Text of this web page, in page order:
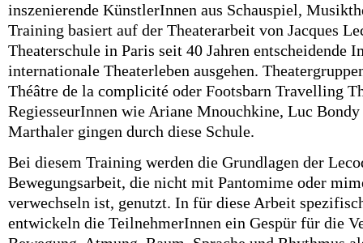
inszenierende KünstlerInnen aus Schauspiel,
Training basiert auf der Theaterarbeit von Jacques
Theaterschule in Paris seit 40 Jahren entscheidende
internationale Theaterleben ausgehen.
Théâtre de la complicité oder Footsbarn Travelling
RegiesseurInnen wie Ariane Mnouchkine, Luc
Marthaler gingen durch diese Schule.
Bei diesem Training werden die Grundlagen der
Bewegungsarbeit, die nicht mit Pantomime oder
verwechseln ist, genutzt. In für diese Arbeit
entwickeln die TeilnehmerInnen ein Gespür für die